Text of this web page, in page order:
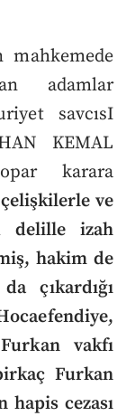
mahkemede
adamlar
savcısI
KEMAL
karara
ve
delille izah
hakim de
çıkardığı
vakfı
Furkan
hapis cezası